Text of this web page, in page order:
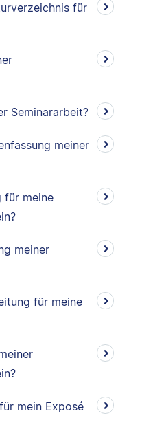
für
Seminararbeit?
meiner
für meine
meiner
für meine
mein Exposé